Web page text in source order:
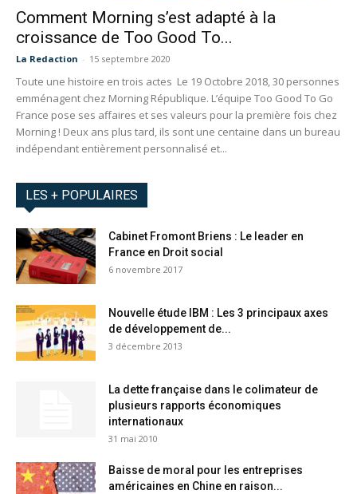
Comment Morning s’est adapté à la
croissance de Too Good To...
La Redaction - 15 septembre 2020
Toute une histoire en trois actes Le 19 Octobre 2018, 30 personnes
emménagent chez Morning République. L’équipe Too Good To Go
France pose ses affaires et ses valeurs pour la première fois chez
Morning ! Deux ans plus tard, ils sont une centaine dans un bureau
indépendant entièrement personnalisé et...
LES + POPULAIRES
Cabinet Fromont Briens : Le leader en
France en Droit social
6 novembre 2017
Nouvelle étude IBM : Les 3 principaux axes
de développement de...
3 décembre 2013
La dette française dans le colimateur de
plusieurs rapports économiques
internationaux
31 mai 2010
Baisse de moral pour les entreprises
américaines en Chine en raison...